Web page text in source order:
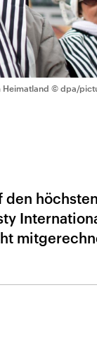
Heimatland © dpa/
den höchsten